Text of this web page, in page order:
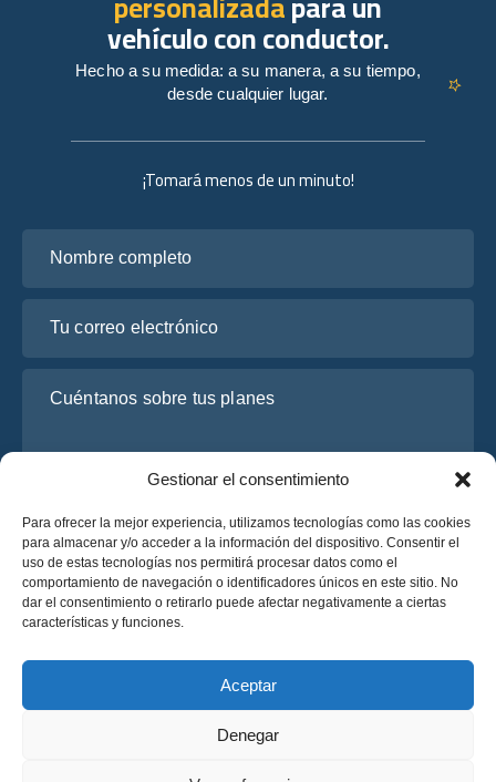
Gestionar el consentimiento
Para ofrecer la mejor experiencia, utilizamos tecnologías como las cookies
para almacenar y/o acceder a la información del dispositivo. Consentir el
uso de estas tecnologías nos permitirá procesar datos como el
comportamiento de navegación o identificadores únicos en este sitio. No
dar el consentimiento o retirarlo puede afectar negativamente a ciertas
características y funciones.
Aceptar
Denegar
¡Tomará menos de un minuto!
He leído y acepto laPolítica de Privacidadde OsaBus.
Solicite un presupuesto
Solicite un presupuesto
vehículo con conductor.
Hecho a su medida: a su manera, a su tiempo,
desde cualquier lugar.